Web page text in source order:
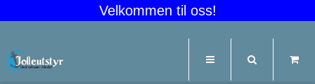
Velkommen til oss!